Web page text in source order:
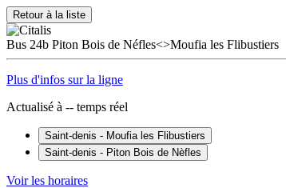
Retour à la liste
Bus 24b Piton Bois de Néfles<>Moufia les Flibustiers
Plus d'infos sur la ligne
Actualisé à -- temps réel
Saint-denis - Moufia les Flibustiers
Saint-denis - Piton Bois de Nèfles
Voir les horaires